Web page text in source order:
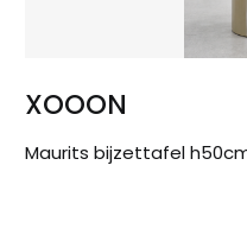
XOOON
Maurits bijzettafel